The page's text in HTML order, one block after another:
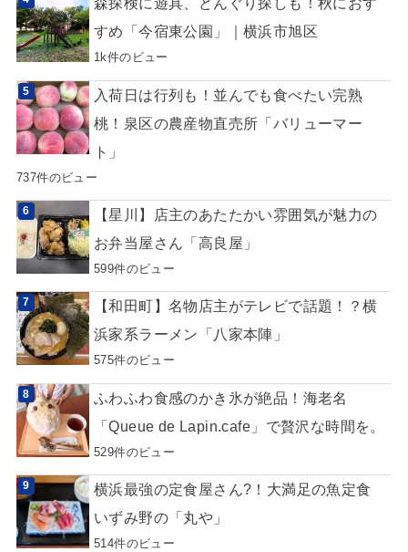
すめ「今宿東公園」｜横浜市旭区
1k件のビュー
入荷日は行列も！並んでも食べたい完熟
桃！泉区の農産物直売所「バリューマー
ト」
737件のビュー
【星川】店主のあたたかい雰囲気が魅力の
お弁当屋さん「高良屋」
599件のビュー
【和田町】名物店主がテレビで話題！？横
浜家系ラーメン「八家本陣」
575件のビュー
ふわふわ食感のかき氷が絶品！海老名
「Queue de Lapin.cafe」で贅沢な時間を。
529件のビュー
横浜最強の定食屋さん?！大満足の魚定食
いずみ野の「丸や」
514件のビュー